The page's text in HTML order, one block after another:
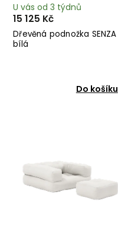
Dřevěná podnožka SENZA
bílá
U vás od 3 týdnů
15 125 Kč
Do košíku